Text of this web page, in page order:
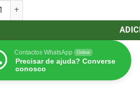
de Sacos Herméticos Don't Panic
Contactos WhatsApp Online
Precisar de ajuda? Converse
conosco